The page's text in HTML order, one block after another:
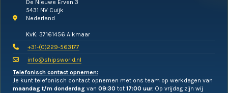
De Nieuwe Erven 3
5431 NV Cuijk
Nederland
KvK: 37161456 Alkmaar
+31-(0)229-563177
info@shipsworld.nl
Telefonisch contact opnemen:
Je kunt telefonisch contact opnemen met ons team op werkdagen van
maandag t/m donderdag van 09:30 tot 17:00 uur. Op vrijdag zijn wij